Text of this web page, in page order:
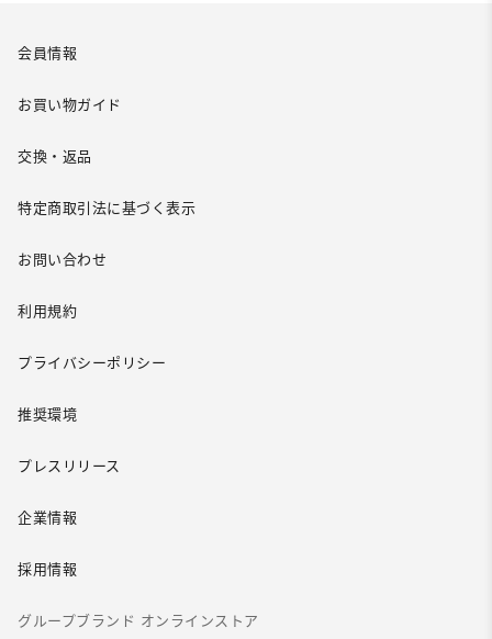
会員情報
お買い物ガイド
交換・返品
特定商取引法に基づく表示
お問い合わせ
利用規約
プライバシーポリシー
推奨環境
プレスリリース
企業情報
採用情報
グループブランド オンラインストア